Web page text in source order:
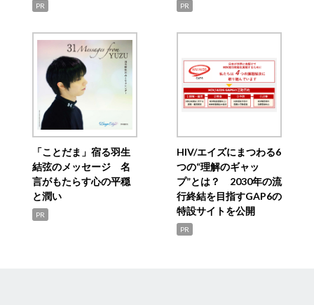
PR PR
「ことだま」宿る羽生
結弦のメッセージ 名
言がもたらす心の平穏
と潤い
PR
HIV/エイズにまつわる6
つの“理解のギャッ
プ”とは？ 2030年の流
行終結を目指すGAP6の
特設サイトを公開
PR